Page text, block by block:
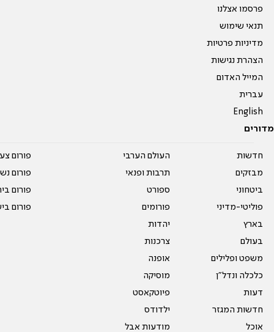
פרסמו אצלנו
תנאי שימוש
מדיניות פרטיות
הצהרת נגישות
המייל האדום
עברית
English
מדורים
חדשות
מבזקים
ביטחוני
פוליטי-מדיני
בארץ
בעולם
משפט ופלילים
כלכלה ונדל"ן
דעות
חדשות המגזר
אוכל
העולם הערבי
תרבות ופנאי
ספורט
פורומים
יהדות
צרכנות
אופנה
מוסיקה
פיוטקאסט
ילדודס
מודעות אבל
פורום
פורום
פורום
פורום